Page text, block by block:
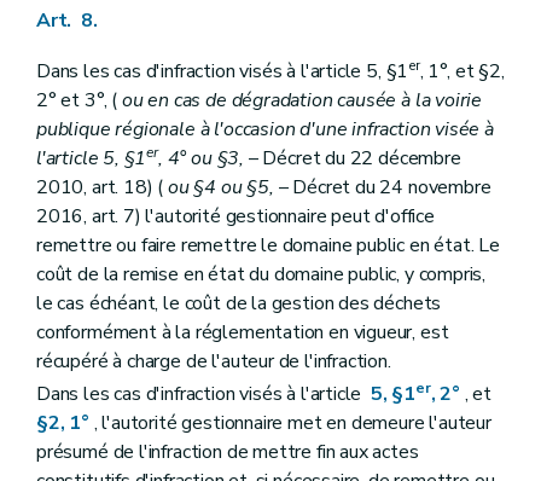
Art. 8.
Dans les cas d'infraction visés à l'article 5, §1er, 1°, et §2,
2° et 3°, (ou en cas de dégradation causée à la voirie
publique régionale à l'occasion d'une infraction visée à
l'article 5, §1er, 4° ou §3, – Décret du 22 décembre
2010, art. 18) (ou §4 ou §5, – Décret du 24 novembre
2016, art. 7) l'autorité gestionnaire peut d'office
remettre ou faire remettre le domaine public en état. Le
coût de la remise en état du domaine public, y compris,
le cas échéant, le coût de la gestion des déchets
conformément à la réglementation en vigueur, est
récupéré à charge de l'auteur de l'infraction.
Dans les cas d'infraction visés à l'article 5, §1er, 2° , et
§2, 1° , l'autorité gestionnaire met en demeure l'auteur
présumé de l'infraction de mettre fin aux actes